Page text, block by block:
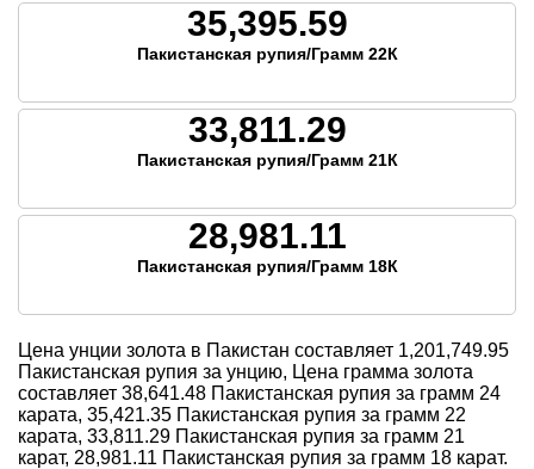
35,395.59
Пакистанская рупия/Грамм 22К
33,811.29
Пакистанская рупия/Грамм 21К
28,981.11
Пакистанская рупия/Грамм 18К
Цена унции золота в Пакистан составляет 1,201,749.95
Пакистанская рупия за унцию, Цена грамма золота
составляет 38,641.48 Пакистанская рупия за грамм 24
карата, 35,421.35 Пакистанская рупия за грамм 22
карата, 33,811.29 Пакистанская рупия за грамм 21
карат, 28,981.11 Пакистанская рупия за грамм 18 карат.